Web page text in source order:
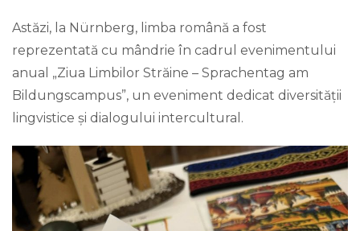
Astăzi, la Nürnberg, limba română a fost
reprezentată cu mândrie în cadrul evenimentului
anual „Ziua Limbilor Străine – Sprachentag am
Bildungscampus”, un eveniment dedicat diversității
lingvistice și dialogului intercultural.